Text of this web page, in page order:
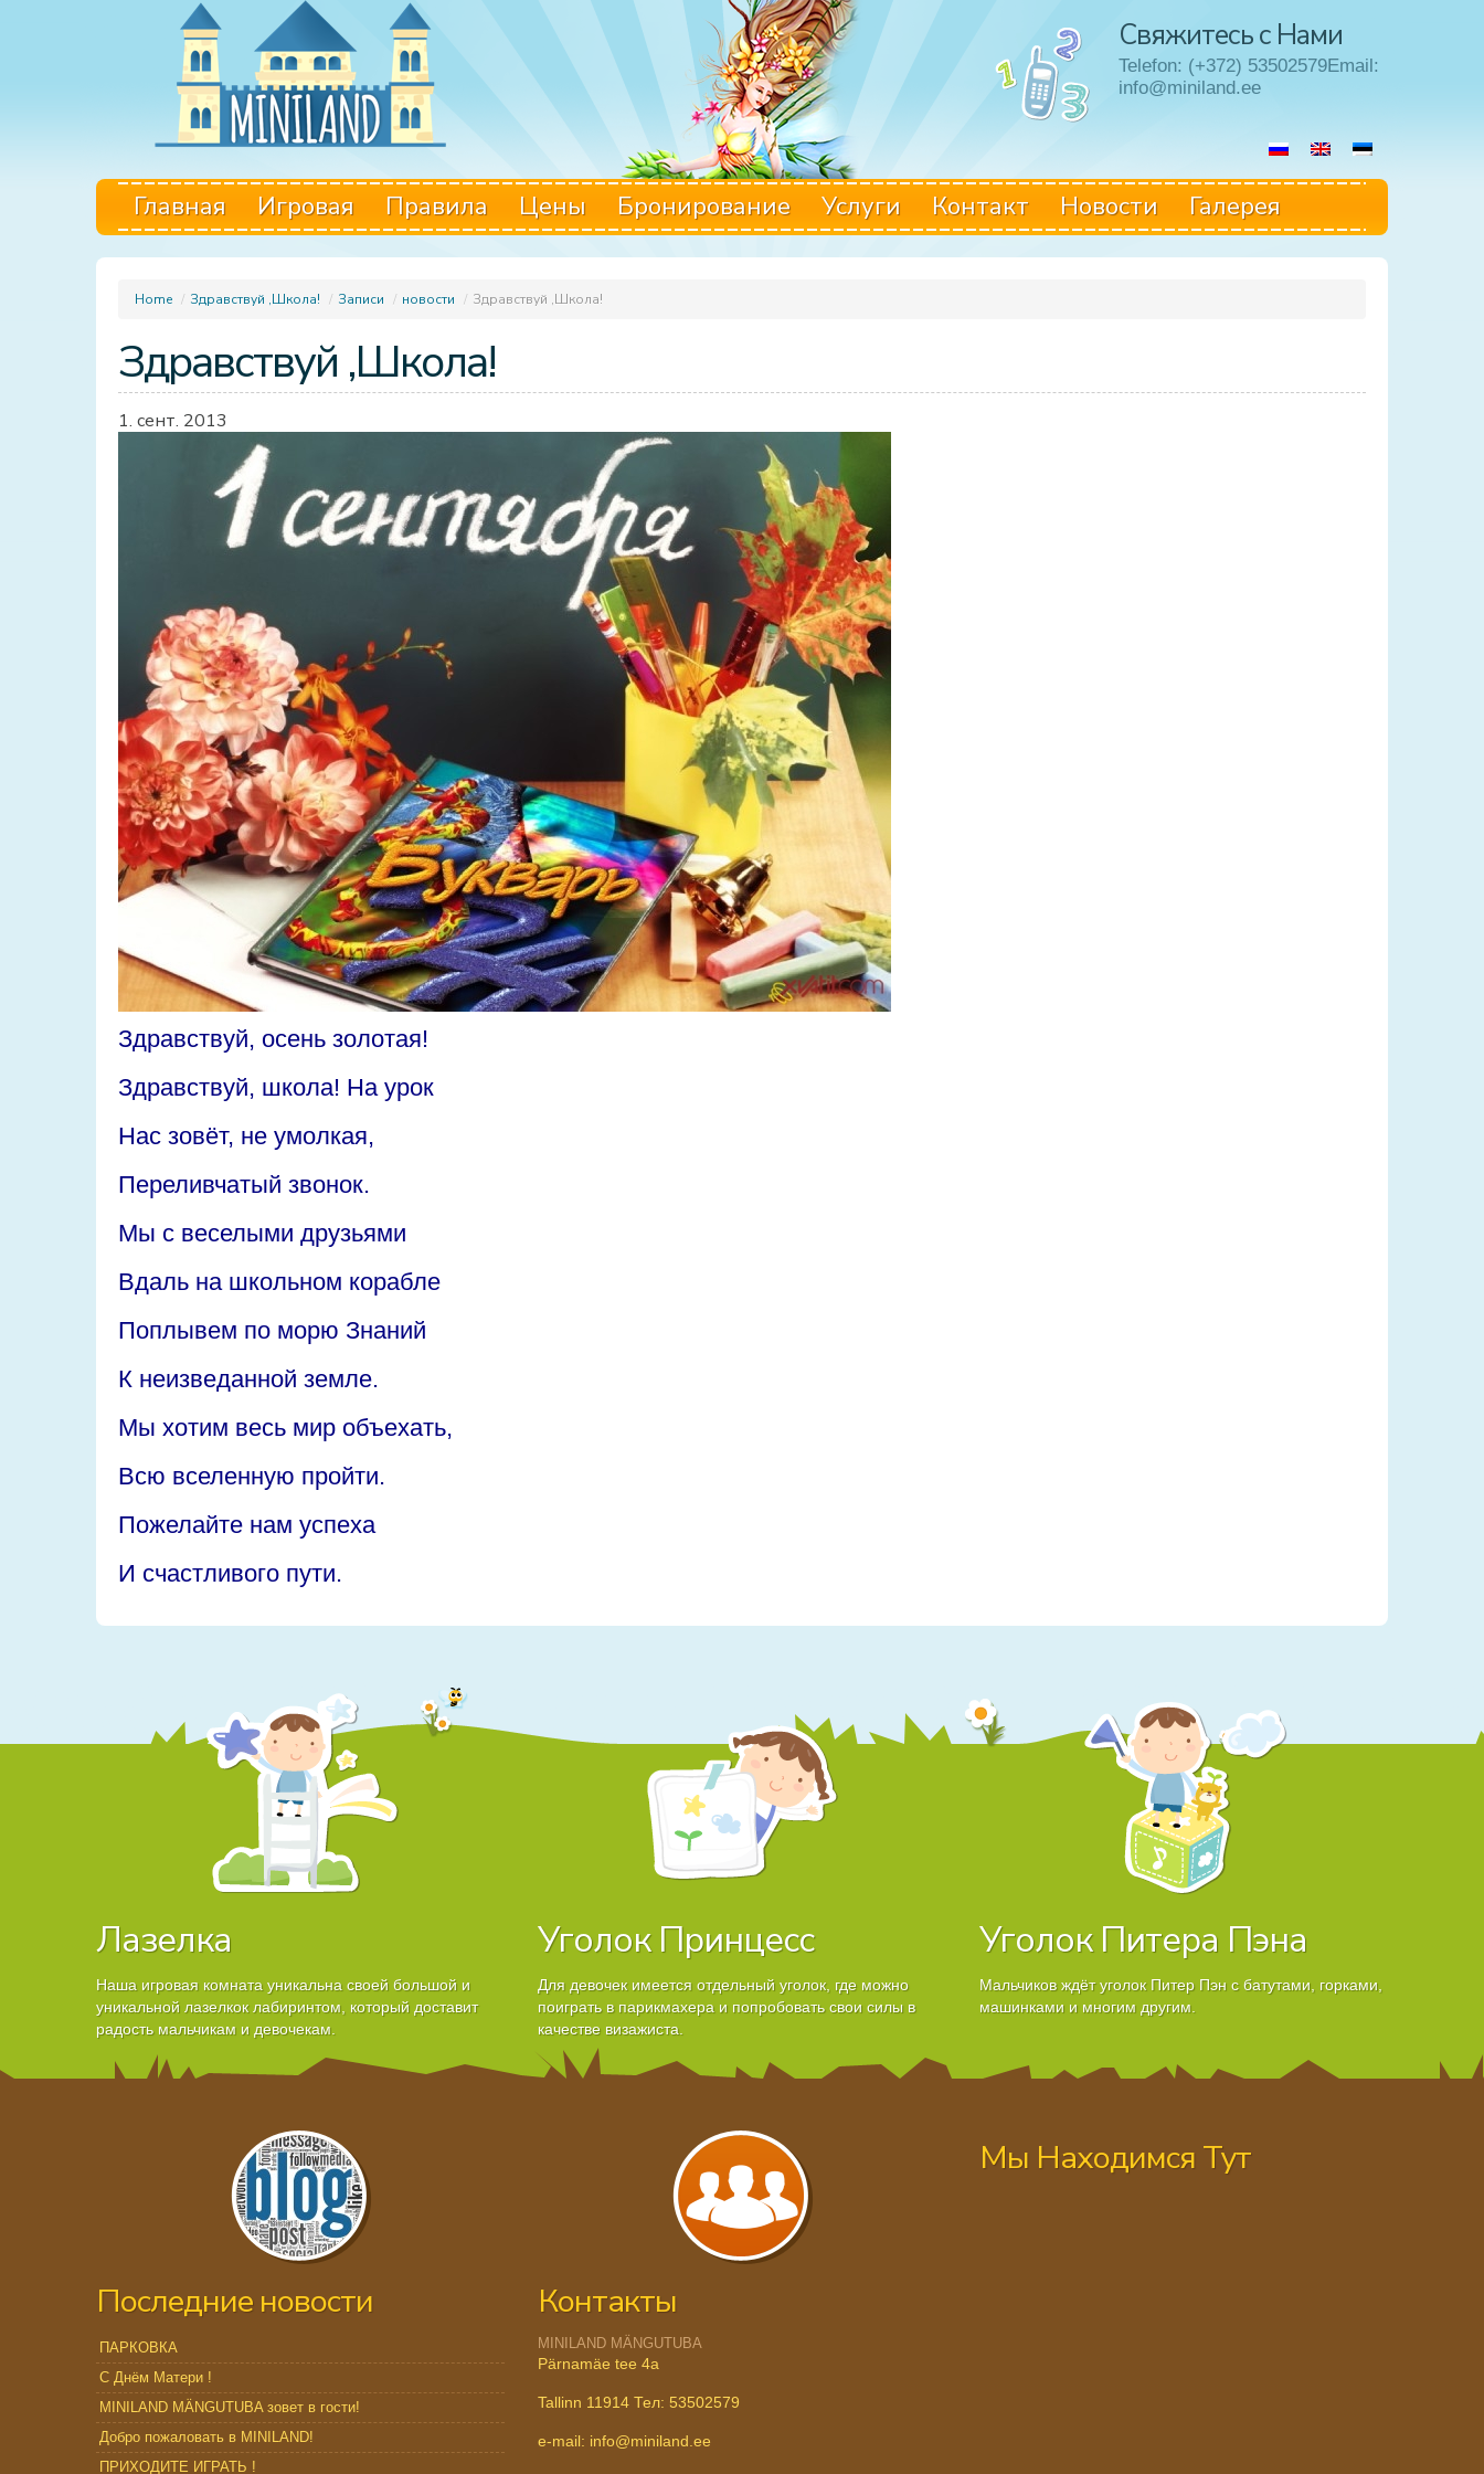
Свяжитесь с Нами
Telefon: (+372) 53502579Email:
info@miniland.ee
Главная Игровая Правила Цены Бронирование Услуги Контакт Hовости Галерея
Home / Здравствуй ,Школа! / Записи / новости / Здравствуй ,Школа!
Здравствуй ,Школа!
1. сент. 2013
Здравствуй, осень золотая!
Здравствуй, школа! На урок
Нас зовёт, не умолкая,
Переливчатый звонок.
Мы с веселыми друзьями
Вдаль на школьном корабле
Поплывем по морю Знаний
К неизведанной земле.
Мы хотим весь мир объехать,
Всю вселенную пройти.
Пожелайте нам успеха
И счастливого пути.
Лазелка
Наша игровая комната уникальна своей большой и
уникальной лазелкок лабиринтом, который доставит
радость мальчикам и девочекам.
Уголок Принцесс
Для девочек имеется отдельный уголок, где можно
поиграть в парикмахера и попробовать свои силы в
качестве визажиста.
Уголок Питера Пэна
Мальчиков ждёт уголок Питер Пэн с батутами, горками,
машинками и многим другим.
Последние новости
ПАРКОВКА
С Днём Матери !
MINILAND MÄNGUTUBA зовет в гости!
Добро пожаловать в MINILAND!
ПРИХОДИТЕ ИГРАТЬ !
Контакты
MINILAND MÄNGUTUBA
Pärnamäe tee 4a
Tallinn 11914 Тел: 53502579
e-mail: info@miniland.ee
Мы Находимся Тут